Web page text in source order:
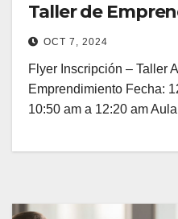
Taller de
OCT 7, 2024
Flyer Inscripción – Taller
Emprendimiento Fecha:
10:50 am a 12:20 am